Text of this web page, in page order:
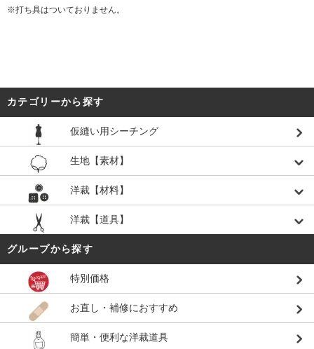
※打ち具はついておりません。
カテゴリーから探す
仮縫い用シーチング
生地【素材】
洋裁【材料】
洋裁【道具】
グループから探す
特別価格
お直し・補修におすすめ
簡単・便利な洋裁道具